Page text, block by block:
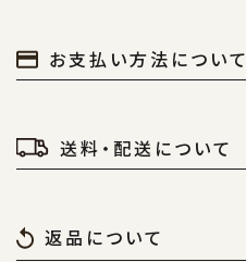
お支払い方法について
送料・配送について
返品について